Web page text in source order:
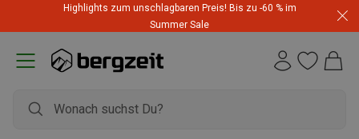
Highlights zum unschlagbaren Preis! Bis zu -60 % im
Summer Sale